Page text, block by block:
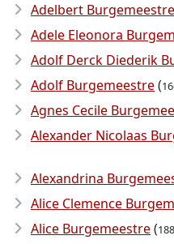
Adelbert Burgemeestre
Adele Eleonora
Adolf Derck Diederik
Adolf Burgemeestre(
Agnes Cecile
Alexander Nicolaas
Alexandrina
Alice Clemence
Alice Burgemeestre(